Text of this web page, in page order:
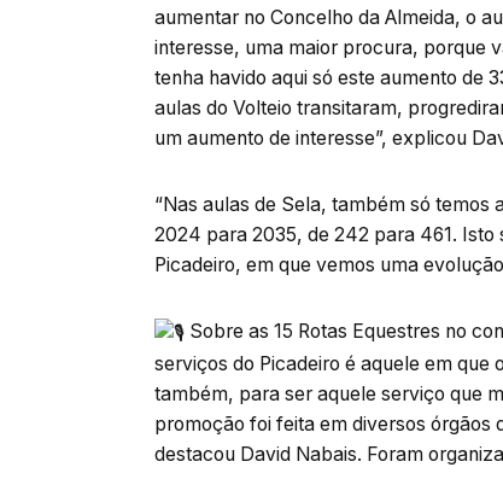
aumentar no Concelho da Almeida, o
interesse, uma maior procura, porque
tenha havido aqui só este aumento de
aulas do Volteio transitaram,
um aumento de interesse”, explicou
“Nas aulas de Sela, também só
2024 para 2035, de 242 para 461. Isto
Picadeiro, em que vemos uma
Sobre as 15 Rotas Equestres no
serviços do Picadeiro é aquele em
também, para ser aquele serviço que
promoção foi feita em diversos órgãos
destacou David Nabais. Foram